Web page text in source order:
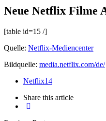
Neue Netflix Filme
[table id=15 /]
Quelle: Netflix-Mediencenter
Bildquelle: media.netflix.com/de/
Netflix14
Share this article